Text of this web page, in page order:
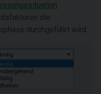
die
durchgeführt wird.